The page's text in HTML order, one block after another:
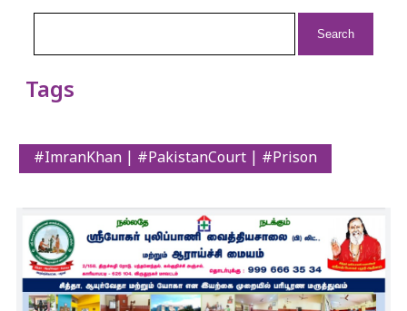
Tags
#ImranKhan | #PakistanCourt | #Prison